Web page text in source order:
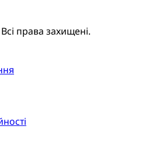
Всі права захищені.